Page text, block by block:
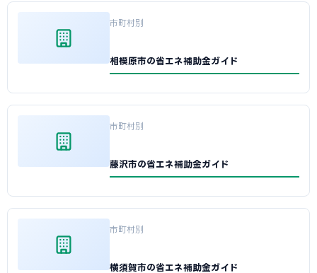
市町村別
相模原市の省エネ補助金ガイド
市町村別
藤沢市の省エネ補助金ガイド
市町村別
横須賀市の省エネ補助金ガイド